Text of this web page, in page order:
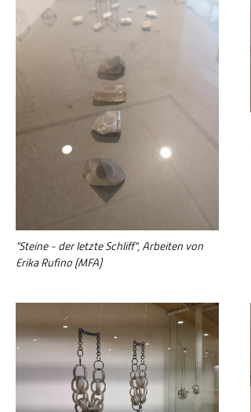
"Steine - der letzte Schliff", Arbeiten von
Erika Rufino (MFA)